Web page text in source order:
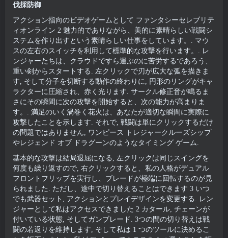
伐採防御
アクション指向のビデオゲームとして ファンタシーセレブリテ
ィオンライン 2 魅力的でありながら、美的に素晴らしい戦闘シ
ステムを作り出すという素晴らしい仕事をしています。. マウ
スの左右のスイッチを利用して標準的な攻撃を行います。. レ
ンジャーたちは、クラウドですら運ぶのに苦労するであろう、
重い剣からスタートする. 左クリックで刃が広大な弧を描きま
す, そして分子を切断する動作の終わりに, 円形のリングがキャ
ラクターに圧縮され、赤く光ります. サークル修正音が鳴るま
さにその瞬間に次の攻撃を開始すると、次の能力が高まりま
す。. 満足のいく渦巻く花火は、あなたが適切な瞬間に実際に
攻撃したことを示します. それで, 戦闘は単にクリックするだけ
の問題ではありません, ワンピース トレジャークルーズシップ
やレジェンド オブ ドラグーンのようなタイミング ゲーム.
基本的な攻撃は結局退屈になる, 左クリックは同じスイングを
何度も繰り返すので, 右クリックすると、私の人格がデュアル
フロントフリップを実行し、ブレードが極端に回転するのが見
られました. ただし、途中で切り替えることはできます 3 いつ
でも武器セット, アクションとプレイデザインを変更する. レン
ジャーとして私はアクセスできました 2 カタール, チェーンが
付いている状態, そしてガンブレード. 3つの間の切り替えは戦
闘の若返りを維持します, そして私は 1 つのツールに決めるこ